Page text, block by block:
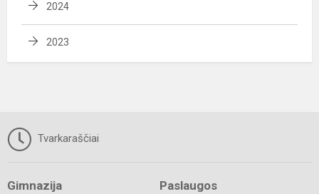
2024
2023
Tvarkaraščiai
Gimnazija Paslaugos